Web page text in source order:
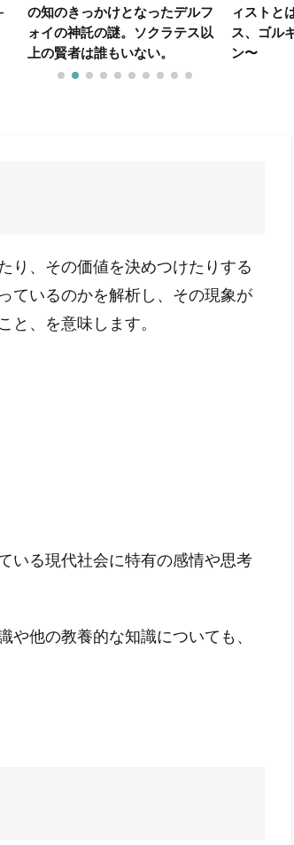
の知のきっかけとなったデルフ
ォイの神託の謎。ソクラテス以
上の賢者は誰もいない。
ィストと
ス、ゴル
ン〜
り、その価値を決めつけたりする
ているのかを解析し、その現象が
と、を意味します。
いる現代社会に特有の感情や思考
や他の教養的な知識についても、